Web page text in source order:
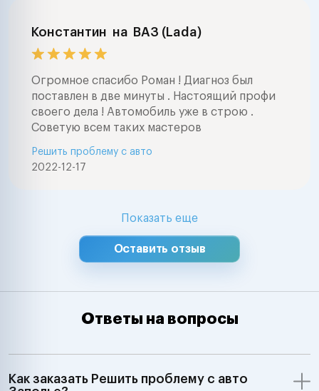
Константин на ВАЗ (Lada)
Огромное спасибо Роман ! Диагноз был
поставлен в две минуты . Настоящий профи
своего дела ! Автомобиль уже в строю .
Советую всем таких мастеров
2022-12-17
Решить проблему с авто
Показать еще
Оставить отзыв
Ответы на вопросы
Как заказать Решить проблему с авто